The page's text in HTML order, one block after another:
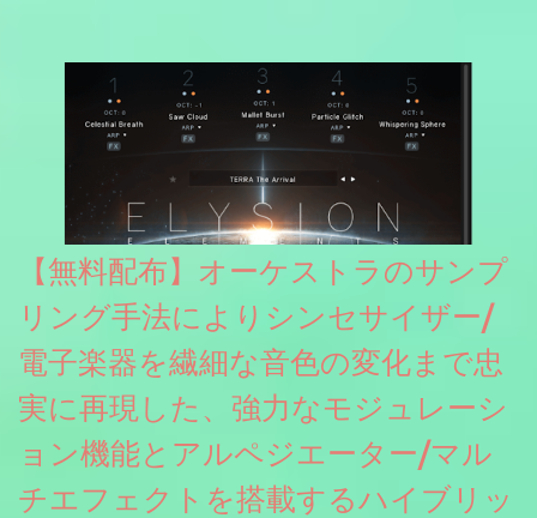
【無料配布】オーケストラのサンプ
リング手法によりシンセサイザー/
電子楽器を繊細な音色の変化まで忠
実に再現した、強力なモジュレーシ
ョン機能とアルペジエーター/マル
チエフェクトを搭載するハイブリッ